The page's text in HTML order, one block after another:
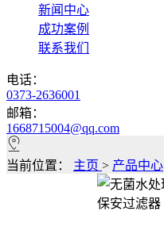
新闻中心
成功案例
联系我们
电话：
0373-2636001
邮箱：
1668715004@qq.com
当前位置： 主页 > 产品中心